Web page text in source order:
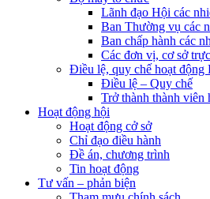
Lãnh đạo Hội các
Ban Thường vụ các
Ban chấp hành các
Các đơn vị, cơ sở
Điều lệ, quy chế hoạt động
Điều lệ – Quy chế
Trở thành thành viên
Hoạt động hội
Hoạt động cở sở
Chỉ đạo điều hành
Đề án, chương trình
Tin hoạt động
Tư vấn – phản biện